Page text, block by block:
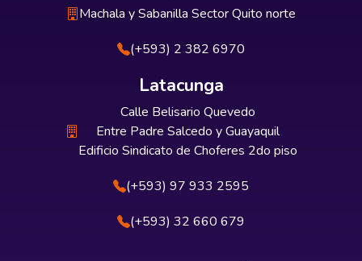
Machala y Sabanilla Sector Quito norte
(+593) 2 382 6970
Latacunga
Calle Belisario Quevedo
Entre Padre Salcedo y Guayaquil
Edificio Sindicato de Choferes 2do piso
(+593) 97 933 2595
(+593) 32 660 679